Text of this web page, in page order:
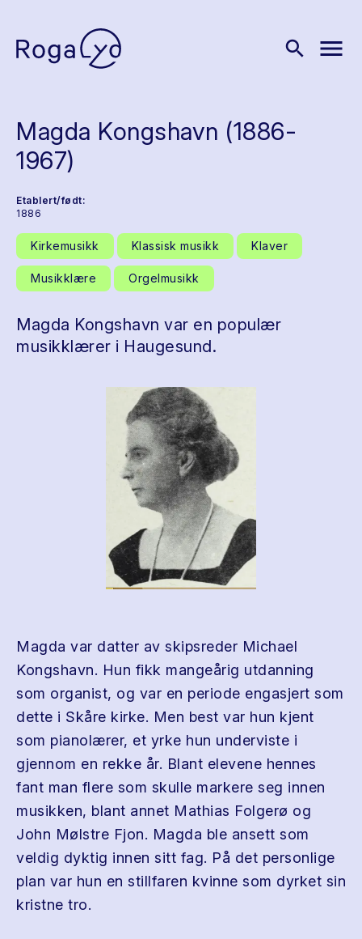
search menu
Magda Kongshavn (1886-
1967)
Etablert/født:
1886
Kirkemusikk Klassisk musikk Klaver
Musikklære Orgelmusikk
Magda Kongshavn var en populær
musikklærer i Haugesund.
Magda var datter av skipsreder Michael
Kongshavn. Hun fikk mangeårig utdanning
som organist, og var en periode engasjert som
dette i Skåre kirke. Men best var hun kjent
som pianolærer, et yrke hun underviste i
gjennom en rekke år. Blant elevene hennes
fant man flere som skulle markere seg innen
musikken, blant annet Mathias Folgerø og
John Mølstre Fjon. Magda ble ansett som
veldig dyktig innen sitt fag. På det personlige
plan var hun en stillfaren kvinne som dyrket sin
kristne tro.